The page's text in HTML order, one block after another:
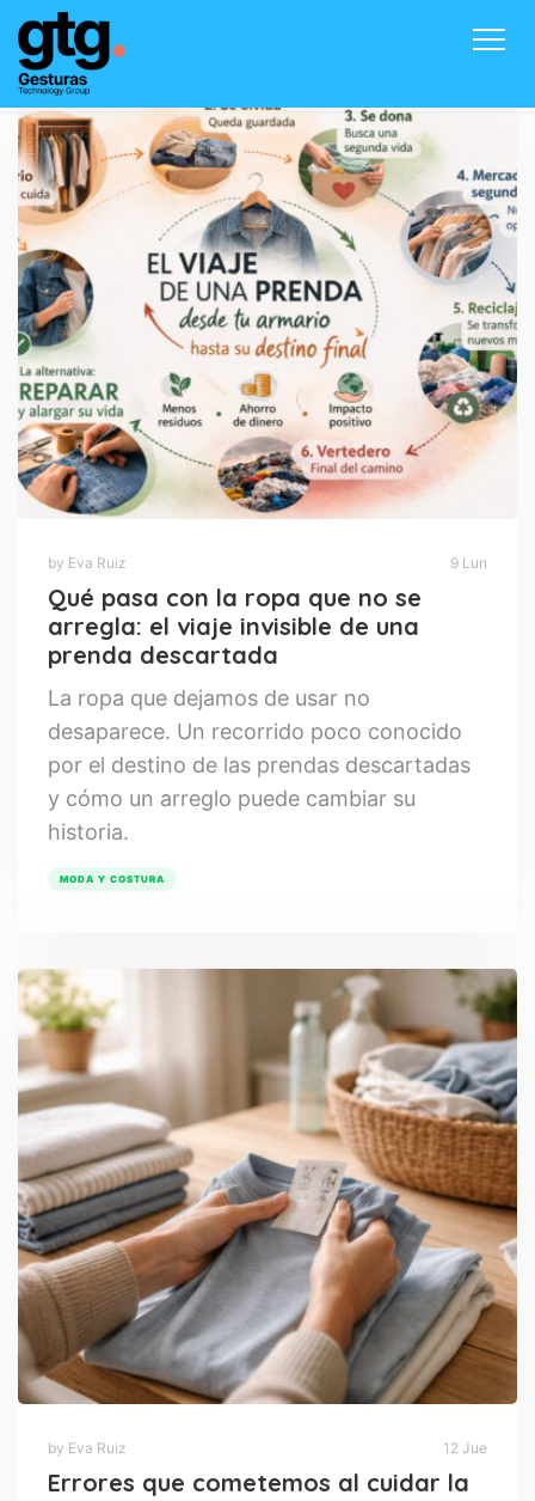
Contacto
Blog
Acceder
by Eva Ruiz 9 Lun
Qué pasa con la ropa que no se
arregla: el viaje invisible de una
prenda descartada
La ropa que dejamos de usar no
desaparece. Un recorrido poco conocido
por el destino de las prendas descartadas
y cómo un arreglo puede cambiar su
historia.
MODA Y COSTURA
by Eva Ruiz 12 Jue
Errores que cometemos al cuidar la